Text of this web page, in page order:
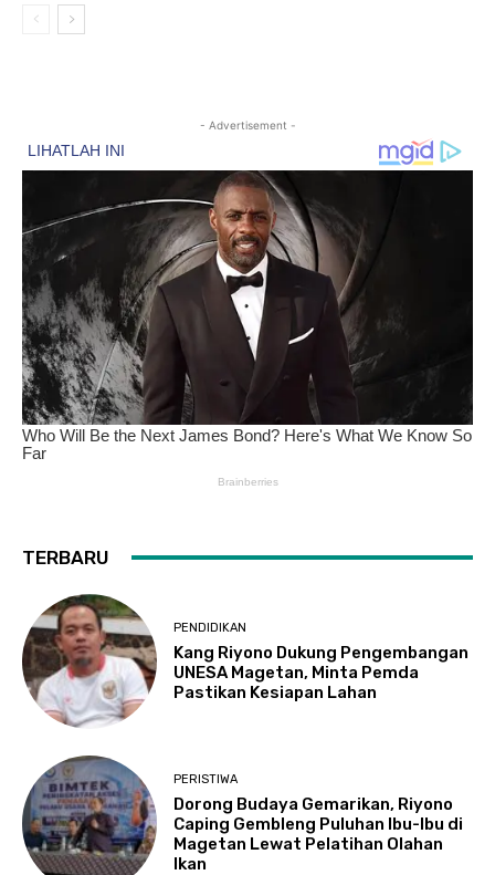
- Advertisement -
TERBARU
PENDIDIKAN
Kang Riyono Dukung Pengembangan
UNESA Magetan, Minta Pemda
Pastikan Kesiapan Lahan
PERISTIWA
Dorong Budaya Gemarikan, Riyono
Caping Gembleng Puluhan Ibu-Ibu di
Magetan Lewat Pelatihan Olahan
Ikan